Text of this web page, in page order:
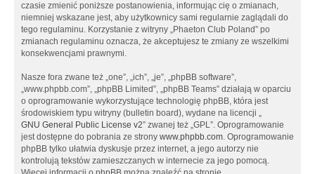
czasie zmienić poniższe postanowienia, informując cię o zmianach,
niemniej wskazane jest, aby użytkownicy sami regularnie zaglądali do
tego regulaminu. Korzystanie z witryny „Phaeton Club Poland” po
zmianach regulaminu oznacza, że akceptujesz te zmiany ze wszelkimi
konsekwencjami prawnymi.
Nasze fora zwane też „one”, „ich”, „je”, „phpBB software”,
„www.phpbb.com”, „phpBB Limited”, „phpBB Teams” działają w oparciu
o oprogramowanie wykorzystujące technologię phpBB, która jest
środowiskiem typu witryny (bulletin board), wydane na licencji „
GNU General Public License v2” zwanej też „GPL”. Oprogramowanie
jest dostępne do pobrania ze strony www.phpbb.com. Oprogramowanie
phpBB tylko ułatwia dyskusje przez internet, a jego autorzy nie
kontrolują tekstów zamieszczanych w internecie za jego pomocą.